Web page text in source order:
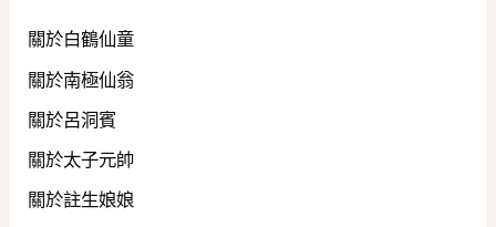
關於白鶴仙童
關於南極仙翁
關於呂洞賓
關於太子元帥
關於註生娘娘